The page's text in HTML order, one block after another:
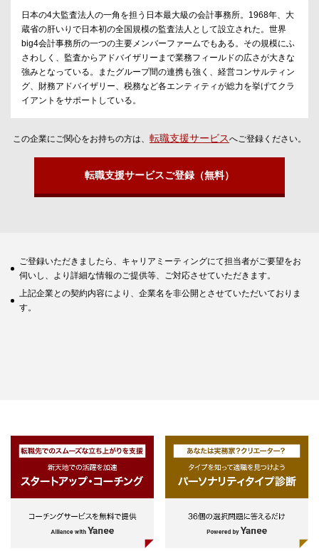
日本の4大監査法人の一角を担う日本最大級の会計事務所。1968年、大
蔵省の肝いりで日本初の全国規模の監査法人として設立された。世界
big4会計事務所の一つの主要メンバーファームでもある。その規模にふ
さわしく、監査からアドバイザリーまで業務フィールドの広さが大きな
強みとなっている。またグループ間の連携も強く、経営コンサルティン
グ、財務アドバイザリー、税務など各エンティティが総力を挙げてクラ
イアントをサポートしている。
この企業にご関心をお持ちの方は、 転職支援サービスへご登録ください。
転職支援サービスご登録（無料）
ご登録いただきましたら、キャリアミーティングにて担当者がご要望をお
伺いし、より詳細な情報のご提供等、ご対応させていただきます。
上記企業との契約内容により、企業名を非公開とさせていただいておりま
す。